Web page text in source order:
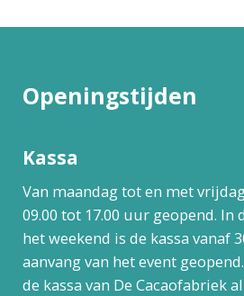
Openingstijden
Kassa
Van maandag tot en met
09.00 tot 17.00 uur geopend. In
het weekend is de kassa vanaf
aanvang van het event
de kassa van De Cacaofabriek